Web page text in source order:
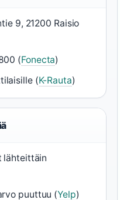
9, 21200 Raisio
(Fonecta)
(K-Rauta)
lähteittäin
puuttuu (Yelp)